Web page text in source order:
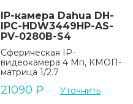
IP-камера Dahua DH-
IPC-HDW3449HP-AS-
PV-0280B-S4
Сферическая IP-
видеокамера 4 Мп, КМОП-
матрица 1/2.7
21090 ₽ Уточнить